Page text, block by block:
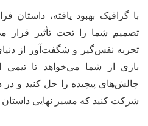
گرافیک بهبود یافته، داستان
از شما می‌خواهد تا تیمی از
پیچیده را حل کنید و در
کنید که مسیر نهایی داستان را